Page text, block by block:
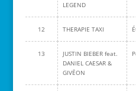
LEGEND
12 THERAPIE TAXI
13
JUSTIN BIEBER feat.
DANIEL CAESAR &
GIVĒON